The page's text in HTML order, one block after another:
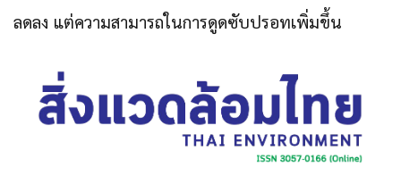
ลดลง แต่ความสามารถในการดูดซับปรอทเพิ่มขึ้น